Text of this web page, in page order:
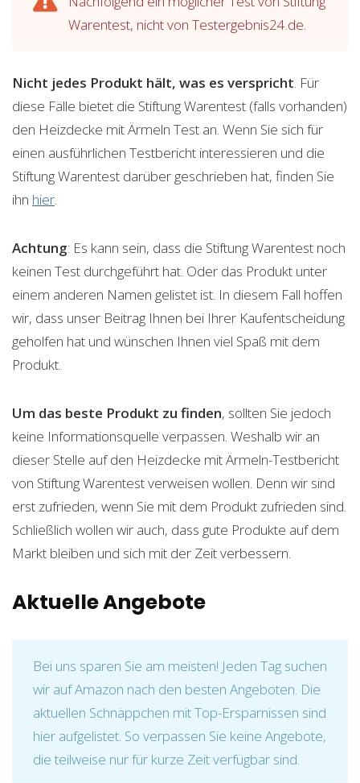
Warentest, nicht von Testergebnis24.de.
Nicht jedes Produkt hält, was es verspricht. Für
diese Fälle bietet die Stiftung Warentest (falls vorhanden)
den Heizdecke mit Ärmeln Test an. Wenn Sie sich für
einen ausführlichen Testbericht interessieren und die
Stiftung Warentest darüber geschrieben hat, finden Sie
ihn hier.
Achtung: Es kann sein, dass die Stiftung Warentest noch
keinen Test durchgeführt hat. Oder das Produkt unter
einem anderen Namen gelistet ist. In diesem Fall hoffen
wir, dass unser Beitrag Ihnen bei Ihrer Kaufentscheidung
geholfen hat und wünschen Ihnen viel Spaß mit dem
Produkt.
Um das beste Produkt zu finden, sollten Sie jedoch
keine Informationsquelle verpassen. Weshalb wir an
dieser Stelle auf den Heizdecke mit Ärmeln-Testbericht
von Stiftung Warentest verweisen wollen. Denn wir sind
erst zufrieden, wenn Sie mit dem Produkt zufrieden sind.
Schließlich wollen wir auch, dass gute Produkte auf dem
Markt bleiben und sich mit der Zeit verbessern.
Aktuelle Angebote
Bei uns sparen Sie am meisten! Jeden Tag suchen
wir auf Amazon nach den besten Angeboten. Die
aktuellen Schnäppchen mit Top-Ersparnissen sind
hier aufgelistet. So verpassen Sie keine Angebote,
die teilweise nur für kurze Zeit verfügbar sind.